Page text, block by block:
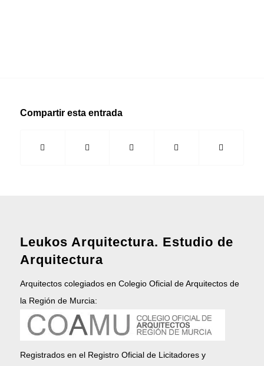
Compartir esta entrada
Leukos Arquitectura. Estudio de
Arquitectura
Arquitectos colegiados en Colegio Oficial de Arquitectos de
la Región de Murcia:
Registrados en el Registro Oficial de Licitadores y